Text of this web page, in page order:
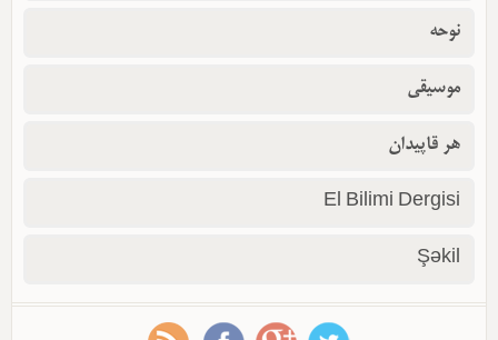
نوحه
موسیقی
هر قاپیدان
El Bilimi Dergisi
Şəkil